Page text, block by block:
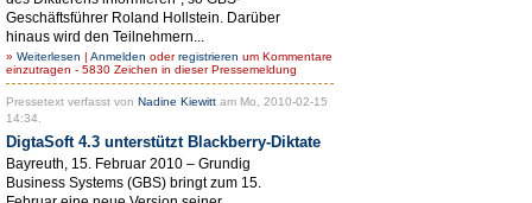
Geschäftsführer Roland Hollstein. Darüber
hinaus wird den Teilnehmern...
» Weiterlesen | Anmelden oderregistrieren um Kommentare
einzutragen - 5830 Zeichen in dieser Pressemeldung
Pressetext verfasst von Nadine Kiewitt am Mo, 2010-02-15
14:34.
DigtaSoft 4.3 unterstützt Blackberry-Diktate
Bayreuth, 15. Februar 2010 – Grundig
Business Systems (GBS) bringt zum 15.